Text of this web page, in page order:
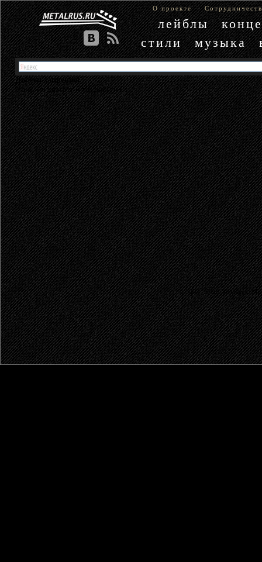
О проекте
лейблы
стили
музыка
Доступ запрещен
У вас не хватает прав доступа.
© 2003 - 2026 MetalRus.